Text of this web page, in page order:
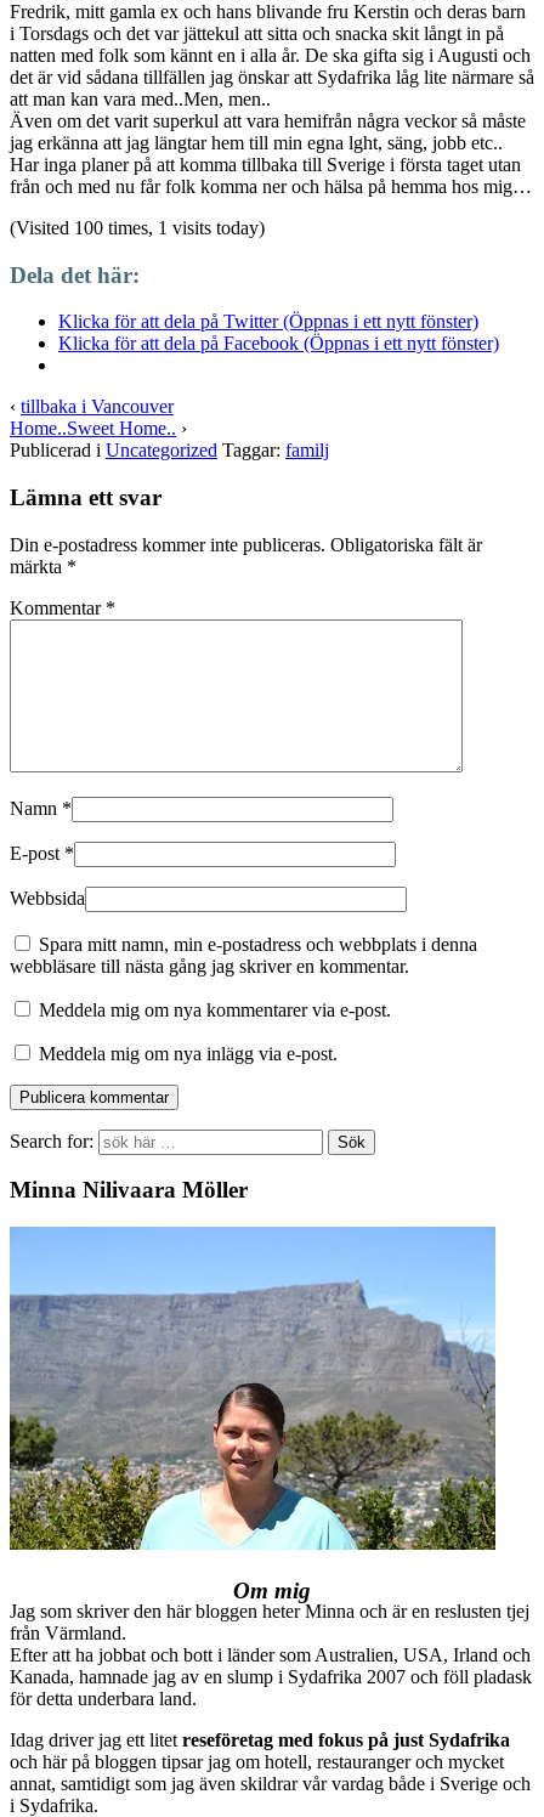
Fredrik, mitt gamla ex och hans blivande fru Kerstin och deras barn
i Torsdags och det var jättekul att sitta och snacka skit långt in på
natten med folk som kännt en i alla år. De ska gifta sig i Augusti och
det är vid sådana tillfällen jag önskar att Sydafrika låg lite närmare så
att man kan vara med..Men, men..
Även om det varit superkul att vara hemifrån några veckor så måste
jag erkänna att jag längtar hem till min egna lght, säng, jobb etc..
Har inga planer på att komma tillbaka till Sverige i första taget utan
från och med nu får folk komma ner och hälsa på hemma hos mig…
(Visited 100 times, 1 visits today)
Dela det här:
Klicka för att dela på Twitter (Öppnas i ett nytt fönster)
Klicka för att dela på Facebook (Öppnas i ett nytt fönster)
‹ tillbaka i Vancouver
Home..Sweet Home.. ›
Publicerad i Uncategorized Taggar: familj
Lämna ett svar
Din e-postadress kommer inte publiceras. Obligatoriska fält är
märkta *
Kommentar *
Namn *
E-post *
Webbsida
Spara mitt namn, min e-postadress och webbplats i denna
webbläsare till nästa gång jag skriver en kommentar.
Meddela mig om nya kommentarer via e-post.
Meddela mig om nya inlägg via e-post.
Search for:
Minna Nilivaara Möller
Om mig
Jag som skriver den här bloggen heter Minna och är en reslusten tjej
från Värmland.
Efter att ha jobbat och bott i länder som Australien, USA, Irland och
Kanada, hamnade jag av en slump i Sydafrika 2007 och föll pladask
för detta underbara land.
Idag driver jag ett litet reseföretag med fokus på just Sydafrika
och här på bloggen tipsar jag om hotell, restauranger och mycket
annat, samtidigt som jag även skildrar vår vardag både i Sverige och
i Sydafrika.